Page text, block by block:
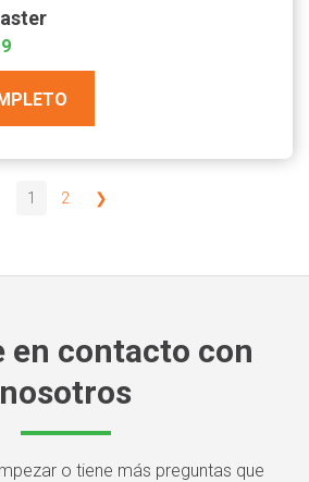
1 2 ❯
en contacto con
nosotros
o tiene más preguntas que